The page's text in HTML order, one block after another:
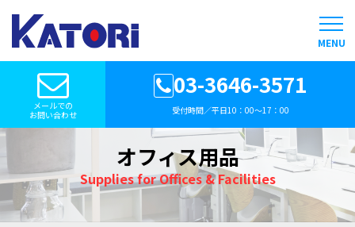
メールでの
お問い合わせ
03-3646-3571
受付時間／平日10：00〜17：00
MENU
オフィス用品
Supplies for Offices & Facilities